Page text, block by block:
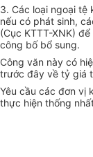
3. Các loại ngoại
nếu có phát sinh,
(Cục KTTT-XNK)
công bố bổ sung.
Công văn này có
trước đây về tỷ giá
Yêu cầu các đơn vị
thực hiện thống